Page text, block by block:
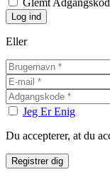
Glemt
Eller
Jeg Er Enig
Du accepterer, at du